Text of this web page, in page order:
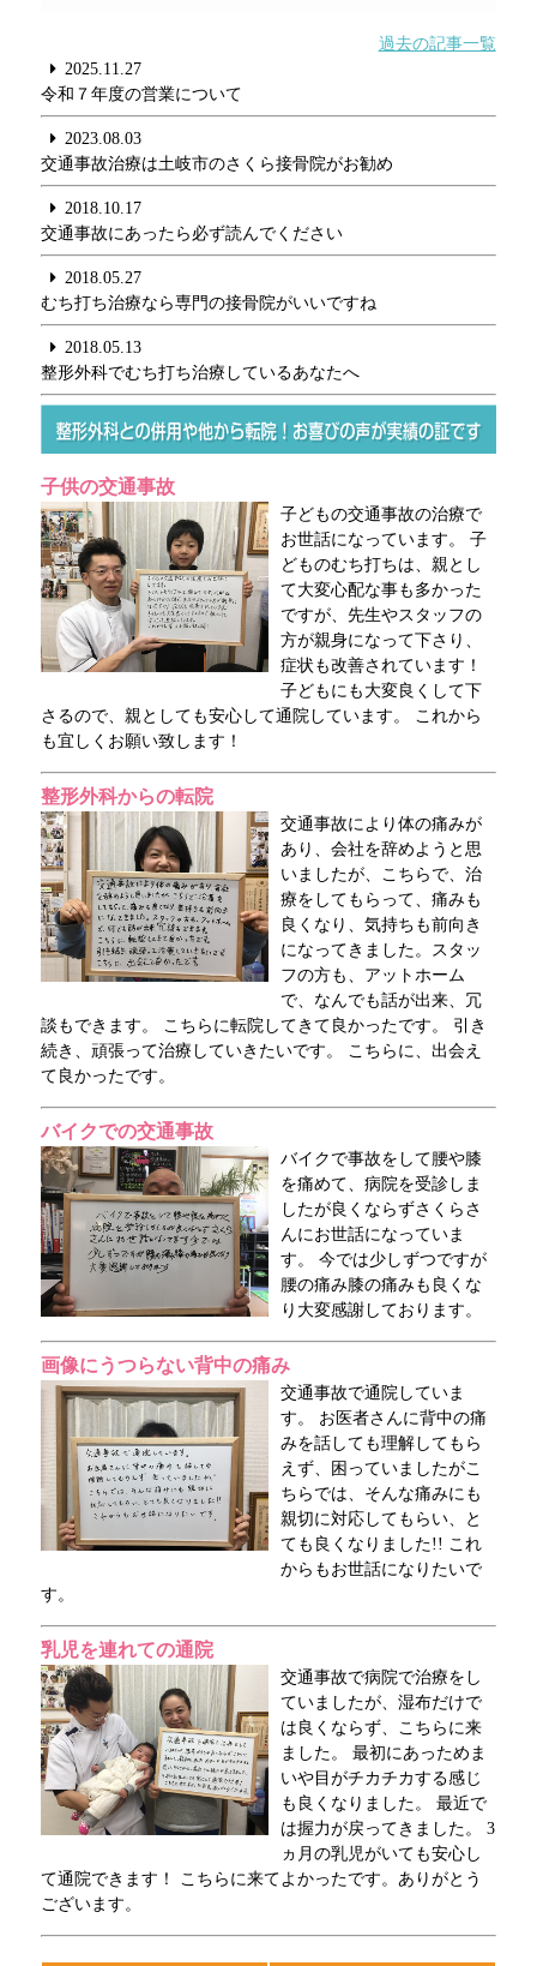
過去の記事一覧
2025.11.27
令和７年度の営業について
2023.08.03
交通事故治療は土岐市のさくら接骨院がお勧め
2018.10.17
交通事故にあったら必ず読んでください
2018.05.27
むち打ち治療なら専門の接骨院がいいですね
2018.05.13
整形外科でむち打ち治療しているあなたへ
子供の交通事故
子どもの交通事故の治療で
お世話になっています。 子
どものむち打ちは、親とし
て大変心配な事も多かった
ですが、先生やスタッフの
方が親身になって下さり、
症状も改善されています！
子どもにも大変良くして下
さるので、親としても安心して通院しています。 これから
も宜しくお願い致します！
整形外科からの転院
交通事故により体の痛みが
あり、会社を辞めようと思
いましたが、こちらで、治
療をしてもらって、痛みも
良くなり、気持ちも前向き
になってきました。スタッ
フの方も、アットホーム
で、なんでも話が出来、冗
談もできます。 こちらに転院してきて良かったです。 引き
続き、頑張って治療していきたいです。 こちらに、出会え
て良かったです。
バイクでの交通事故
バイクで事故をして腰や膝
を痛めて、病院を受診しま
したが良くならずさくらさ
んにお世話になっていま
す。 今では少しずつですが
腰の痛み膝の痛みも良くな
り大変感謝しております。
画像にうつらない背中の痛み
交通事故で通院していま
す。 お医者さんに背中の痛
みを話しても理解してもら
えず、困っていましたがこ
ちらでは、そんな痛みにも
親切に対応してもらい、と
ても良くなりました!! これ
からもお世話になりたいで
す。
乳児を連れての通院
交通事故で病院で治療をし
ていましたが、湿布だけで
は良くならず、こちらに来
ました。 最初にあっためま
いや目がチカチカする感じ
も良くなりました。 最近で
は握力が戻ってきました。 3
ヵ月の乳児がいても安心し
て通院できます！ こちらに来てよかったです。ありがとう
ございます。